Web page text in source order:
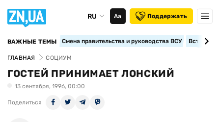
RU Аа Поддержать
ВАЖНЫЕ ТЕМЫ Смена правительства и руководства ВСУ
ГЛАВНАЯ СОЦИУМ
ГОСТЕЙ ПРИНИМАЕТ ЛОНСКИЙ
13 сентября, 1996, 00:00
Поделиться